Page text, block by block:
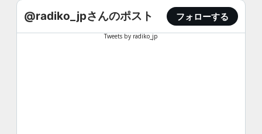
@radiko_jpさんのポスト フォローする
Tweets by radiko_jp